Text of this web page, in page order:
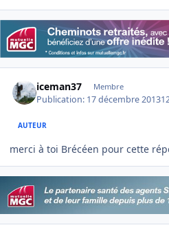
iceman37 Membre
Publication: 17 décembre 2013
AUTEUR
merci à toi Brécéen pour cette